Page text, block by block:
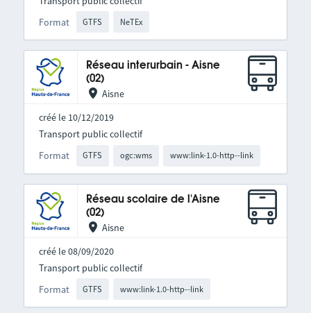
Format GTFS NeTEx
Réseau interurbain - Aisne
(02)
Aisne
créé le 10/12/2019
Format GTFS ogc:wms www:link-1.0-http--link
Transport public collectif
Réseau scolaire de l'Aisne
(02)
Aisne
créé le 08/09/2020
Format GTFS www:link-1.0-http--link
Transport public collectif